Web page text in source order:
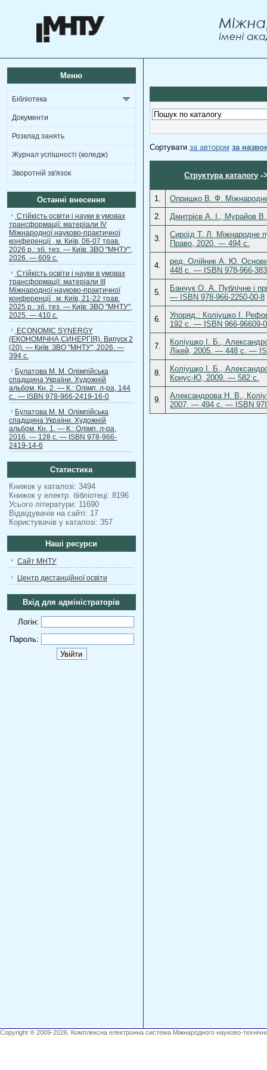
Меню
Бібліотека
Документи
Розклад занять
Журнал успішності (коледж)
Зворотній зв'язок
Останні внесення
Стійкість освіти і науки в умовах
трансформації: матеріали ІV
Міжнародної науково-практичної
конференції , м. Київ, 06-07 трав.
2026 р.: зб. тез. — Київ: ЗВО "МНТУ",
2026. — 609 с.
Стійкість освіти і науки в умовах
трансформації: матеріали ІІІ
Міжнародної науково-практичної
конференції , м. Київ, 21-22 трав.
2025 р.: зб. тез. — Київ: ЗВО "МНТУ",
2025. — 410 с.
ECONOMIC SYNERGY
(ЕКОНОМІЧНА СИНЕРГІЯ). Випуск 2
(20). — Київ: ЗВО "МНТУ", 2026. —
394 с.
Булатова М. М. Олімпійська
спадщина України. Художній
альбом. Кн. 2. — К.: Олімп. л-ра, 144
с.. — ISBN 978-966-2419-16-0
Булатова М. М. Олімпійська
спадщина України. Художній
альбом. Кн. 1. — К.: Олімп. л-ра,
2016. — 128 с. — ISBN 978-966-
2419-14-6
Статистика
Книжок у каталозі: 3494
Книжок у електр. бібліотеці: 8196
Усього літератури: 11690
Відвідувачів на сайті: 17
Користувачів у каталозі: 357
Наші ресурси
Сайт МНТУ
Центр дистанційної освіти
Вхід для адміністраторів
Логін:
Пароль:
Сортувати за автором за
Структура каталогу -
1.
Опришко В. Ф.
2.
Дмитрієв А. І., Мурайов
3.
Сироїд Т. Л. Міжнародне
Право, 2020. — 494 c.
4.
ред. Олійник А. Ю.
448 с. — ISBN 978-966-
5.
Банчук О. А. Публічне і
— ISBN 978-966-2250-00-8
6.
Упоряд.: Коліушко І.
192 с. — ISBN 966-96609-
7.
Коліушко І. Б.,
Лікей, 2005. — 448 с. —
8.
Коліушко І. Б.,
Конус-Ю, 2009. — 582 с.
9.
Александрова Н. В.,
2007. — 494 с. — ISBN
Copyright ® 2009-2026. Комплексна електронна система Міжнародного науково-